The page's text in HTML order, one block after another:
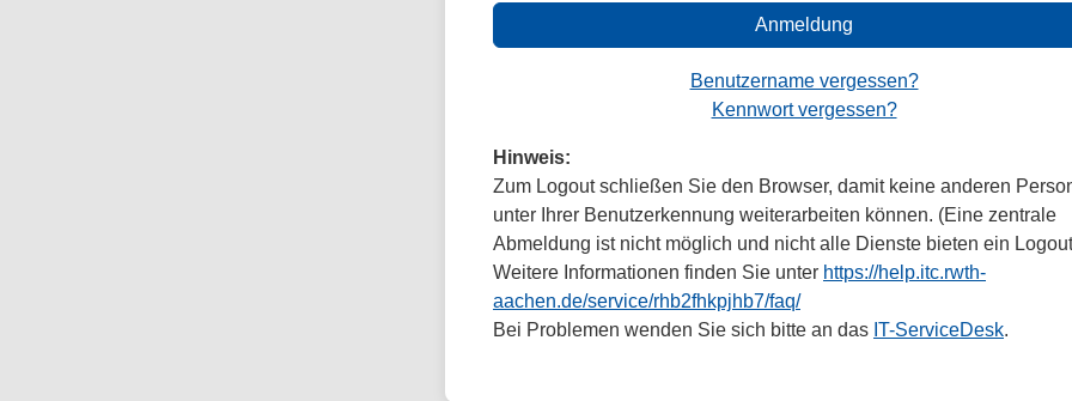
Anmeldung
Benutzername vergessen?
Kennwort vergessen?
Hinweis:
Zum Logout schließen Sie den Browser, damit keine anderen
unter Ihrer Benutzerkennung weiterarbeiten können. (Eine zentrale
Abmeldung ist nicht möglich und nicht alle Dienste bieten ein
Weitere Informationen finden Sie unter https://help.itc.rwth-
aachen.de/service/rhb2fhkpjhb7/faq/
Bei Problemen wenden Sie sich bitte an das IT-ServiceDesk.